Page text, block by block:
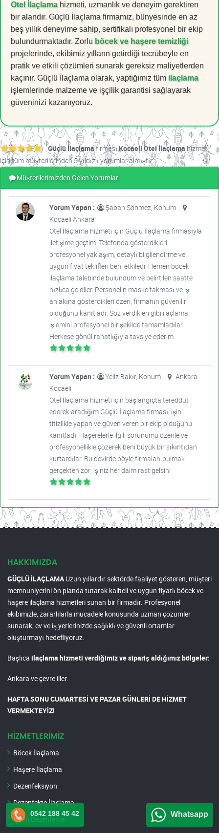
Otel İlaçlamahizmeti, uzmanlık ve deneyim gerektiren
bir alandır. Güçlü İlaçlama firmamız, bünyesinde en az
beş yıllık deneyime sahip, sertifikalı profesyonel bir ekip
bulundurmaktadır. Zorlu böcek ve haşere temizliği
projelerinde, ekibimiz yılların getirdiği tecrübeyle en
pratik ve etkili çözümleri sunarak gereksiz maliyetlerden
kaçınır. Güçlü İlaçlama olarak, yaptığımız tüm ilaçlama
işlemlerinde malzeme ve işçilik garantisi sağlayarak
güveninizi kazanıyoruz.
Güçlü İlaçlamafirmasıKocaeli Otel İlaçlama hizmeti
için tüm müşterilerinden 5 yıldızlı yorumlar almıştır.
Müşterilerimizden Gelen Yorumlar
Yorum Yapan :
Şaban Sönmez, Konum :
Kocaeli Ankara
Otel İlaçlama hizmeti için Güçlü İlaçlama firmasıyla
iletişime geçtim. Telefonda gösterdikleri
profesyonel yaklaşım, detaylı bilgilendirme ve
uygun fiyat teklifleri beni etkiledi. Hemen böcek
ilaçlama talebinde bulundum ve belirtilen saatte
hızlıca geldiler. Personelin maske takması ve iş
ahlakına gösterdikleri özen, firmanın güvenilir
olduğunu kanıtladı. Söz verdikleri gibi ilaçlama
işlemini profesyonel bir şekilde tamamladılar.
Herkese gönül rahatlığıyla tavsiye ederim.
Yorum Yapan : Yeliz Bakır, Konum :
Ankara
Kocaeli
Otel İlaçlama hizmeti için başlangıçta tereddüt
ederek aradığım Güçlü İlaçlama firması, işini
titizlikle yapan ve güven veren bir ekip olduğunu
kanıtladı. Haşerelerle ilgili sorunumu özenle ve
profesyonellikle çözerek beni büyük bir sıkıntıdan
kurtardılar. Bu devirde böyle firmaları bulmak
gerçekten zor; işiniz her daim rast gelsin!
HAKKIMIZDA
GÜÇLÜ İLAÇLAMAUzun yıllardır sektörde faaliyet gösteren, müşteri
memnuniyetini ön planda tutarak kaliteli ve uygun fiyatlı böcek ve
haşere ilaçlama hizmetleri sunan bir firmadır. Profesyonel
ekibimizle, zararlılarla mücadele konusunda uzman çözümler
sunarak, ev ve iş yerlerinizde sağlıklı ve güvenli ortamlar
oluşturmayı hedefliyoruz.
Başlıca ilaçlama hizmeti verdiğimiz ve sipariş aldığımız bölgeler:
Ankara ve çevre iller.
HAFTA SONU CUMARTESİ VE PAZAR GÜNLERİ DE HİZMET
VERMEKTEYİZ!
HİZMETLERİMİZ
Böcek İlaçlama
Haşere İlaçlama
Dezenfeksiyon
Dezenfekte İlaçlama
İşyeri Dezenfekte
0542 188 45 42 Whatsapp